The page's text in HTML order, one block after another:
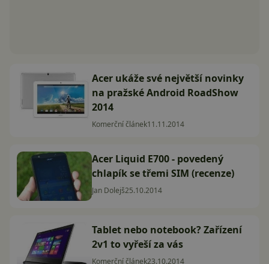
Acer ukáže své největší novinky
na pražské Android RoadShow
2014
Komerční článek11.11.2014
Acer Liquid E700 - povedený
chlapík se třemi SIM (recenze)
Jan Dolejš25.10.2014
Tablet nebo notebook? Zařízení
2v1 to vyřeší za vás
Komerční článek23.10.2014